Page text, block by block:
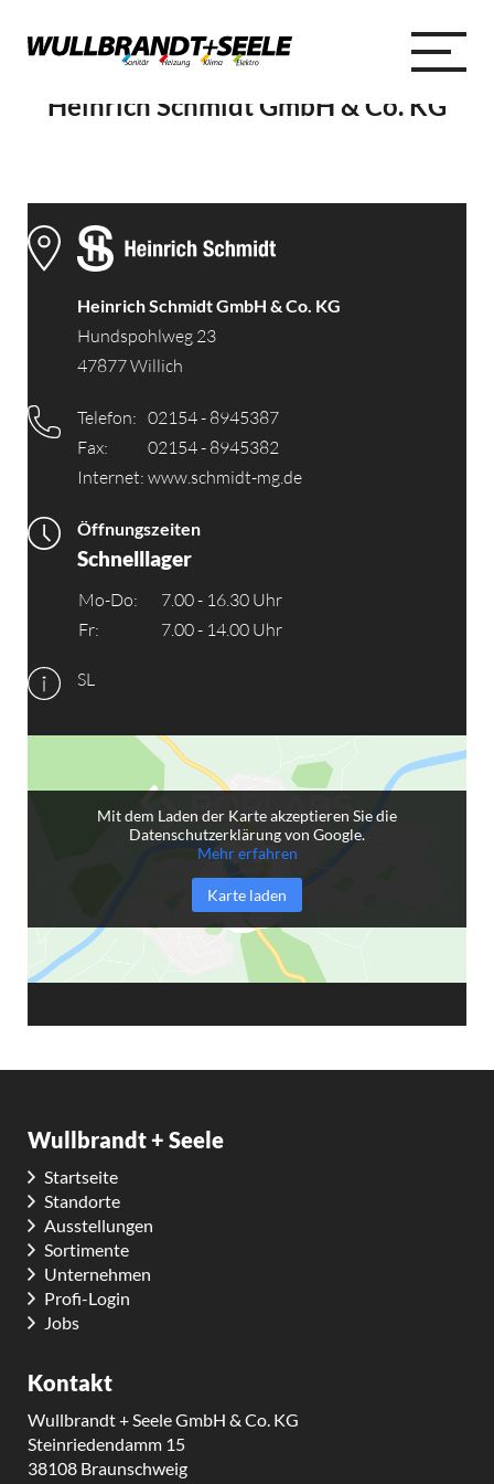
Heinrich Schmidt GmbH & Co. KG
Heinrich Schmidt GmbH & Co. KG
Hundspohlweg 23
47877 Willich
Telefon: 02154 - 8945387
Fax:
02154 - 8945382
Internet: www.schmidt-mg.de
Öffnungszeiten
Schnelllager
Mo-Do:
7.00 - 16.30 Uhr
Fr:
7.00 - 14.00 Uhr
SL
Mit dem Laden der Karte akzeptieren Sie die
Datenschutzerklärung von Google.
Mehr erfahren
Karte laden
Wullbrandt + Seele
Startseite
Standorte
Ausstellungen
Sortimente
Unternehmen
Profi-Login
Jobs
Kontakt
Wullbrandt + Seele GmbH & Co. KG
Steinriedendamm 15
38108 Braunschweig